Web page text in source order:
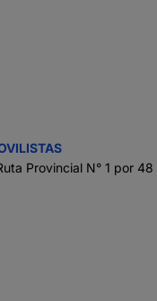
Provincial N° 1 por 48